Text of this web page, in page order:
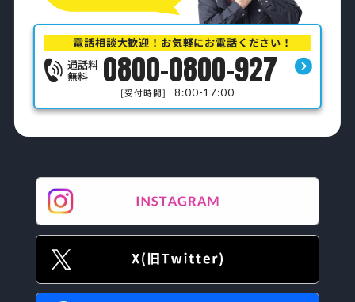
電話相談大歓迎！お気軽にお電話ください！
通話料
無料 0800-0800-927
[受付時間] 8:00-17:00